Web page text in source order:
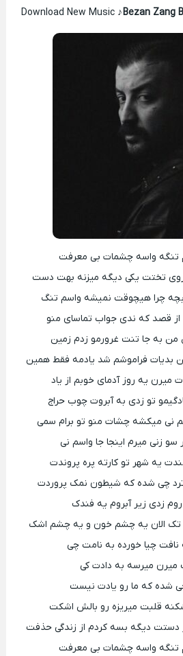
Download New Music ♪Bezan Zang
تنگه واسه چشمات بی معرفت
تختت یکی دیگه میزنه بهت دست
چرا هیچوقت نمیشه واسم تنگ
قصد که ندی جواب تماسای منو
من به جا تنت غرورمو زدم زمین
بدیات فراموشم شد یادمه فقط همین
میرن یه روز آدمای خوبم از یاد
تو زدی به آبروت چوب حراج
نی میکشه چشات منو تو برام سمی
زنی میرم اینجا جا واسم نی
یه شهر تو کارته پره پروندت
ترد چی شده که شیطون نمک پروردت
زدی زیر آبروم یه فندک
الان یه چشم خون و یه چشم اشک
چیا خورده به نامت چی
میرن میرسه به دادت کی
شده که ما رو یادت نیست
قلبت میریزه رو بالش اشکت
دستت دیگه بسه کردم از زندگی حذفت
تنگه واسه چشمات بی معرفت